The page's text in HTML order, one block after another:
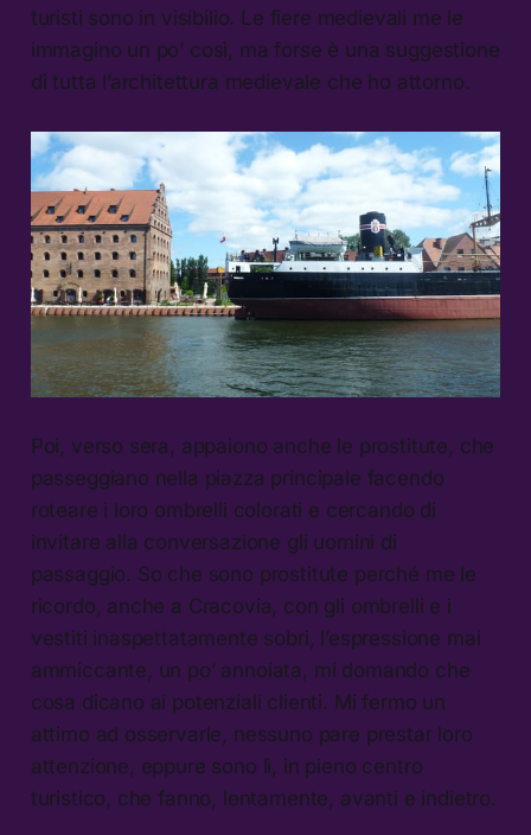
turisti sono in visibilio. Le fiere medievali me le
immagino un po’ così, ma forse è una suggestione
di tutta l’architettura medievale che ho attorno.
Poi, verso sera, appaiono anche le prostitute, che
passeggiano nella piazza principale facendo
roteare i loro ombrelli colorati e cercando di
invitare alla conversazione gli uomini di
passaggio. So che sono prostitute perché me le
ricordo, anche a Cracovia, con gli ombrelli e i
vestiti inaspettatamente sobri, l’espressione mai
ammiccante, un po’ annoiata, mi domando che
cosa dicano ai potenziali clienti. Mi fermo un
attimo ad osservarle, nessuno pare prestar loro
attenzione, eppure sono lì, in pieno centro
turistico, che fanno, lentamente, avanti e indietro.